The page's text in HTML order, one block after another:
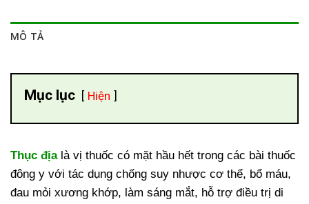
MÔ TẢ
Mục lục Hiện
Thục địalà vị thuốc có mặt hầu hết trong các bài thuốc
đông y với tác dụng chống suy nhược cơ thể, bổ máu,
đau mỏi xương khớp, làm sáng mắt, hỗ trợ điều trị di